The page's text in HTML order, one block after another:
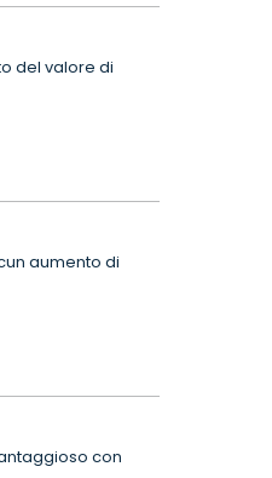
del valore di
aumento di
con